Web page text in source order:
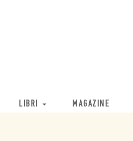
LIBRI MAGAZINE